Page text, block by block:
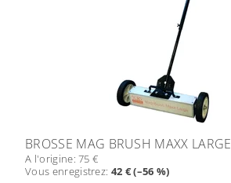
BROSSE MAG BRUSH MAXX LARGE
A l'origine:75 €
Vous enregistrez: 42 € (–56 %)